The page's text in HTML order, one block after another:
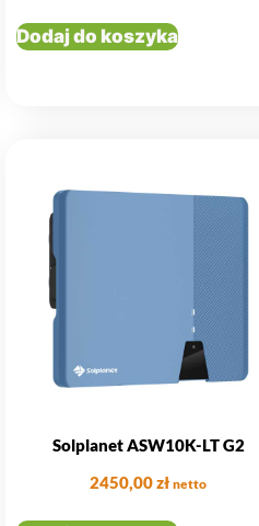
Dodaj do koszyka
Solplanet ASW10K-LT G2
2450,00zł netto